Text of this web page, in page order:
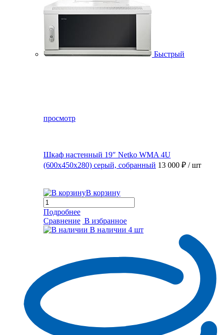
Быстрый
просмотр
Шкаф настенный 19″ Netko WMA 4U
(600x450x280) серый, собранный 13 000 ₽ / шт
В корзину
Подробнее
Сравнение В избранное
В наличии 4 шт